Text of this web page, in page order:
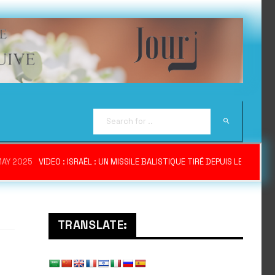
2025 VIDEO : ISRAËL : UN MISSILE BALISTIQUE TIRÉ DEPUIS LE YÉMEN
TRANSLATE: